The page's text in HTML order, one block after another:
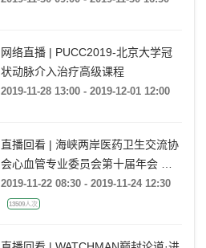
网络直播 | PUCC2019-北京大学冠
状动脉介入治疗高级课程
2019-11-28 13:00 - 2019-12-01 12:00
直播回看 | 海峡两岸医药卫生交流协
会心血管专业委员会第十届年会 暨
第十届海峡心血管病研讨会
（CSCSF）
2019-11-22 08:30 - 2019-11-24 12:30
13509人次